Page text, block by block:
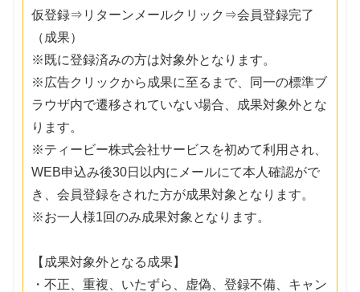
仮登録⇒リターンメールクリック⇒会員登録完了
（成果）
※既に登録済みの方は対象外となります。
※広告クリックから成果に至るまで、同一の標準ブ
ラウザ内で遷移されていない場合、成果対象外とな
ります。
※ティービー株式会社サービスを初めて利用され、
WEB申込み後30日以内にメールにて本人確認がで
き、会員登録をされた方が成果対象となります。
※お一人様1回のみ成果対象となります。
【成果対象外となる成果】
・不正、重複、いたずら、虚偽、登録不備、キャン